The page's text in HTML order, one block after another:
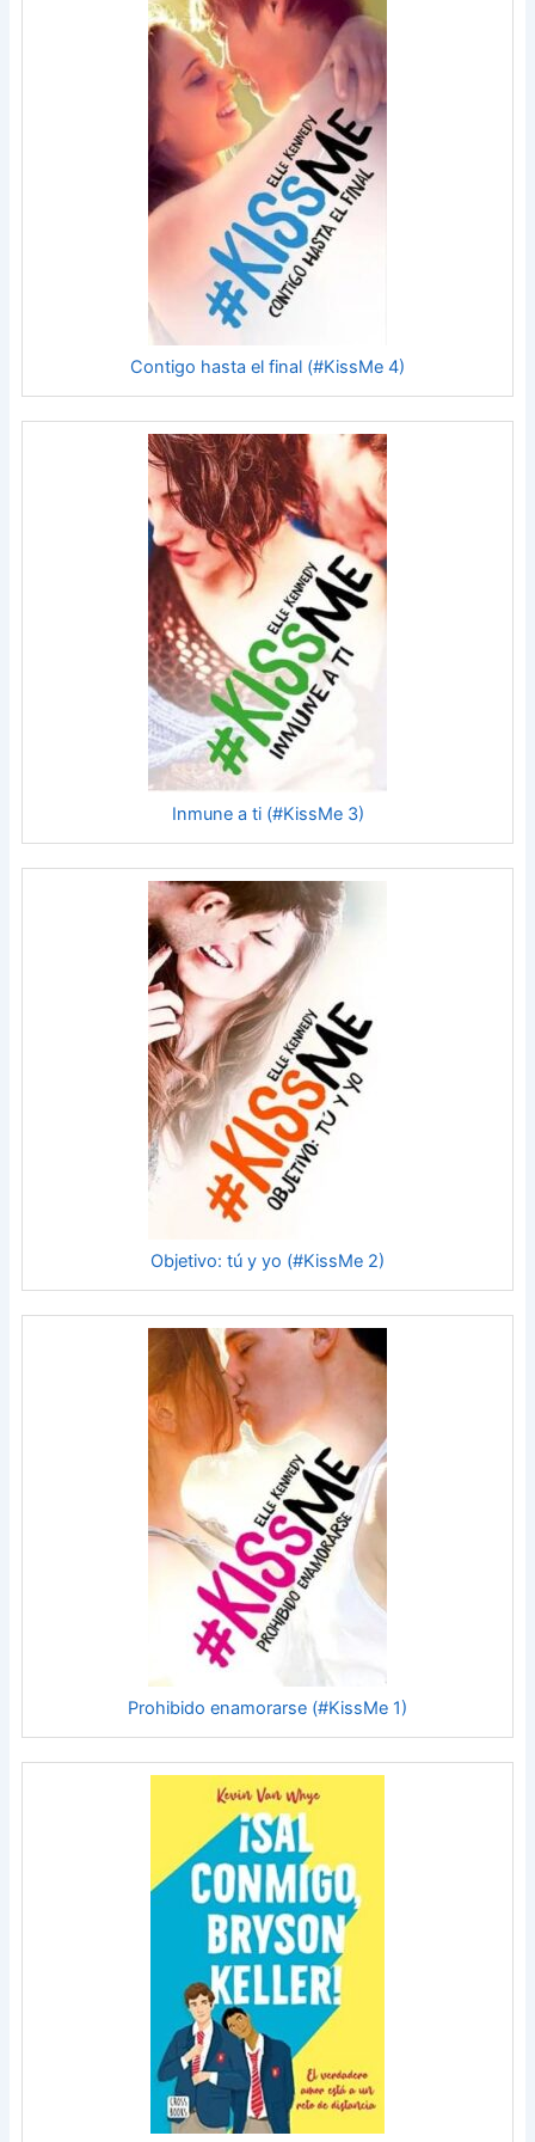
Contigo hasta el final (#KissMe 4)
Inmune a ti (#KissMe 3)
Objetivo: tú y yo (#KissMe 2)
Prohibido enamorarse (#KissMe 1)